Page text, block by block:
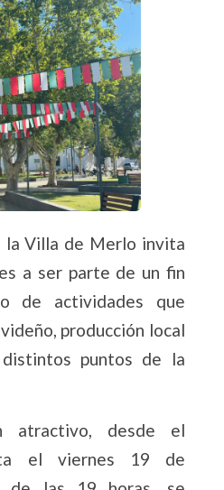
la Villa de Merlo invita
a ser parte de un fin
de actividades que
producción local
puntos de la
atractivo, desde el
el viernes 19 de